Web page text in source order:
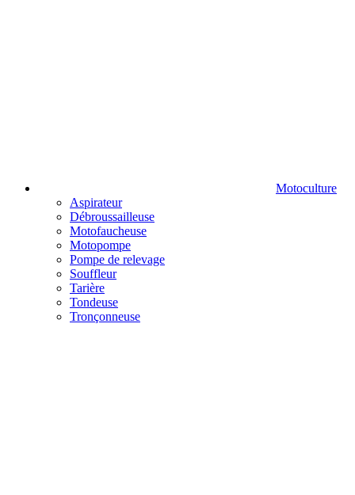
Motoculture
Aspirateur
Débroussailleuse
Motofaucheuse
Motopompe
Pompe de relevage
Souffleur
Tarière
Tondeuse
Tronçonneuse